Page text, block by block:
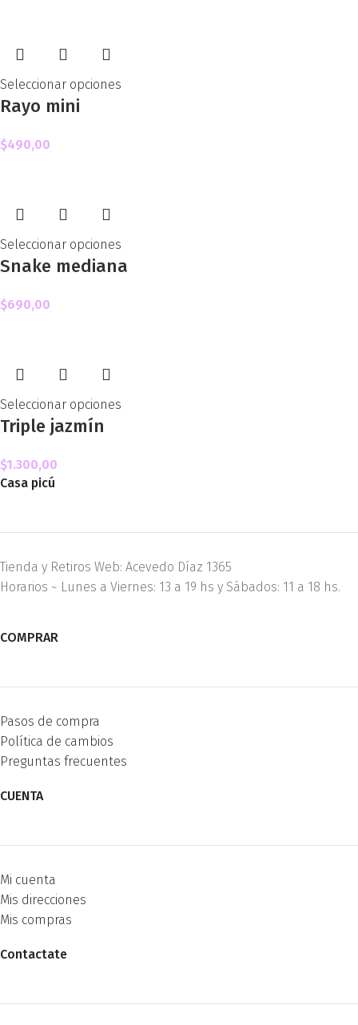
Seleccionar opciones
Rayo mini
$490,00
Seleccionar opciones
Snake mediana
$690,00
Seleccionar opciones
Triple jazmín
$1.300,00
Casa picú
Tienda y Retiros Web: Acevedo Díaz 1365
Horarios ~ Lunes a Viernes: 13 a 19 hs y Sábados: 11 a 18 hs.
COMPRAR
Pasos de compra
Política de cambios
Preguntas frecuentes
CUENTA
Mi cuenta
Mis direcciones
Mis compras
Contactate